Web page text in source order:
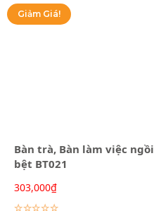
Giảm Giá!
Bàn trà, Bàn làm việc ngồi
bệt BT021
303,000₫
Lựa chọn các tùy chọn